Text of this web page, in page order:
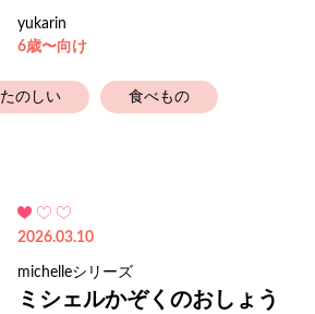
yukarin
6歳〜向け
たのしい 食べもの
2026.03.10
michelleシリーズ
ミシェルかぞくのおしょう